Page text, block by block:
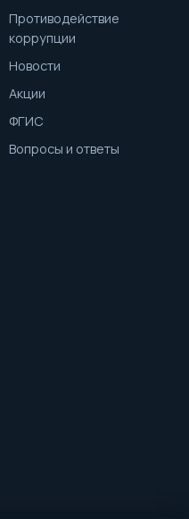
Противодействие
коррупции
Новости
Акции
ФГИС
Вопросы и ответы